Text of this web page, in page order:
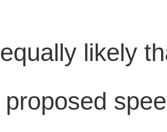
equally likely
proposed